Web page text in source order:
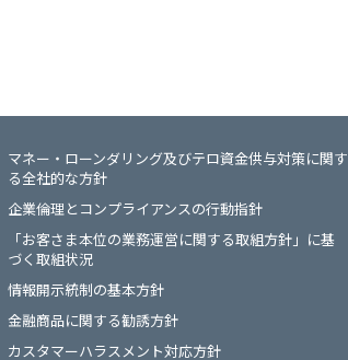
マネー・ローンダリング及びテロ資金供与対策に関す
る全社的な方針
企業倫理とコンプライアンスの行動指針
「お客さま本位の業務運営に関する取組方針」に基
づく取組状況
情報開示統制の基本方針
金融商品に関する勧誘方針
カスタマーハラスメント対応方針